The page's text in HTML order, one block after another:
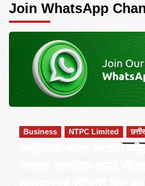
Join WhatsApp
Business NTPC Limited